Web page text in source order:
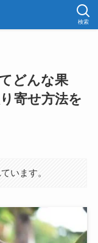
検索
どんな果
寄せ方法を
います。